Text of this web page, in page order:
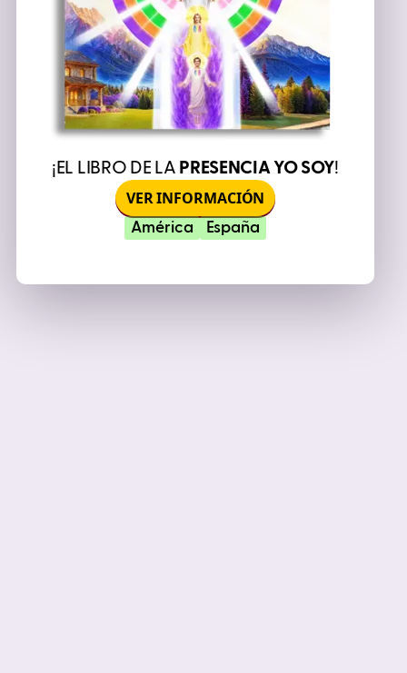
¡EL LIBRO DE LA PRESENCIA YO SOY!
VER INFORMACIÓN
América España